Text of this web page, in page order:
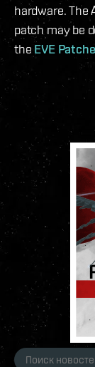
hardware. The
patch may be
the EVE